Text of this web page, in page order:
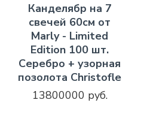
Канделябр на 7
свечей 60см от
Marly - Limited
Edition 100 шт.
Серебро + узорная
позолота Christofle
13800000 руб.